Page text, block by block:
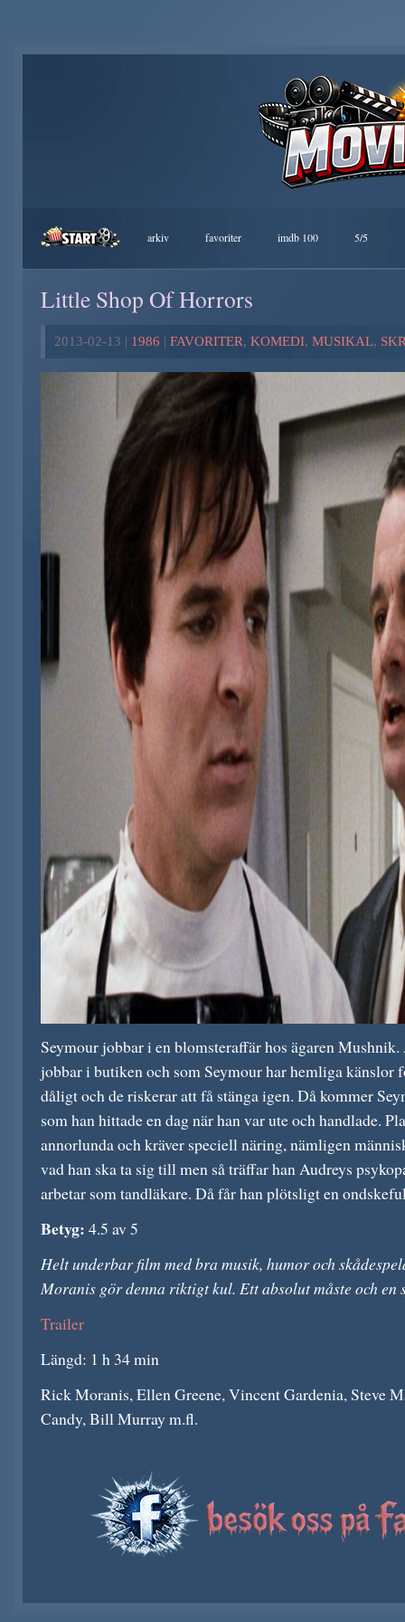
arkiv favoriter imdb 100 5/5
Little Shop Of Horrors
2013-02-13 | 1986 | FAVORITER, KOMEDI, MUSIKAL,
Seymour jobbar i en blomsteraffär hos ägaren
jobbar i butiken och som Seymour har hemliga känslor
dåligt och de riskerar att få stänga igen. Då kommer
som han hittade en dag när han var ute och handlade.
annorlunda och kräver speciell näring, nämligen
vad han ska ta sig till men så träffar han Audreys
arbetar som tandläkare. Då får han plötsligt en
Betyg: 4.5 av 5
Helt underbar film med bra musik, humor och
Moranis gör denna riktigt kul. Ett absolut måste och
Trailer
Längd: 1 h 34 min
Rick Moranis, Ellen Greene, Vincent Gardenia, Steve
Candy, Bill Murray m.fl.